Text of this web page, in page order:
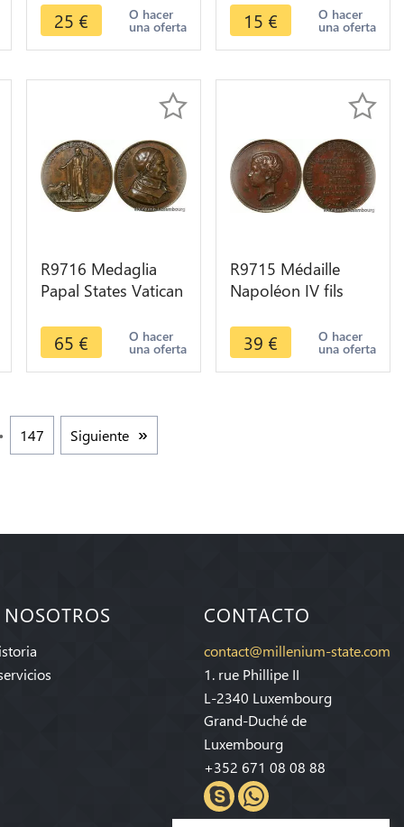
Krauwinkel Reich
Gotes circa 1500
25 € O hacer
una oferta
Krauwinkel Soldat
Licorne circa 1450 -
> Offer
15 € O hacer
una oferta
R9716 Medaglia
Papal States Vatican
Pastor Bonvs 1843
AU
65 € O hacer
una oferta
R9715 Médaille
Napoléon IV fils
Prince Impérial 1862
>Offer
39 € O hacer
una oferta
147 Siguiente
NOSOTROS CONTACTO
contact@millenium-state.com
1. rue Phillipe II
L-2340 Luxembourg
Grand-Duché de
Luxembourg
+352 671 08 08 88